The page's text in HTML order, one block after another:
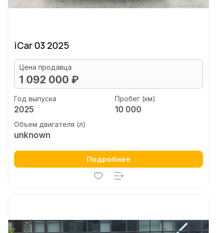
iCar 03 2025
Цена продавца
1 092 000 ₽
Год выпуска
2025
Пробег (км)
10 000
Объем двигателя (л)
unknown
Подробнее